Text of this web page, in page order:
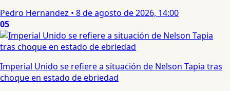
Pedro Hernandez • 8 de agosto de 2026, 14:00
05
Imperial Unido se refiere a situación de Nelson Tapia tras
choque en estado de ebriedad